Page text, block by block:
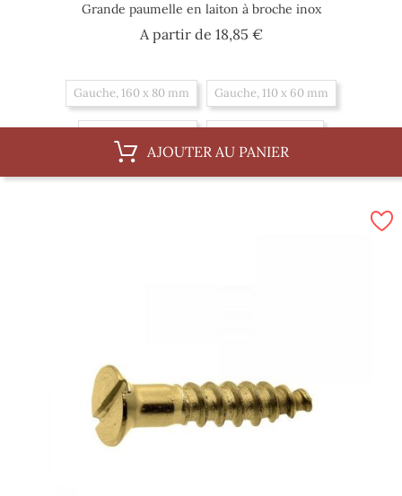
Grande paumelle en laiton à broche inox
A partir de 18,85 €Prix
Gauche, 160 x 80 mm Gauche, 110 x 60 mm
AJOUTER AU PANIER